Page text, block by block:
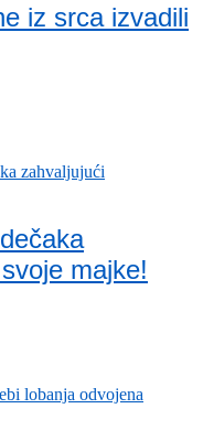
iz srca izvadili
majke!